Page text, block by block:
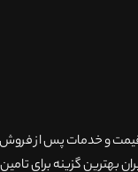
قیمت و خدمات پس از
گزینه برای